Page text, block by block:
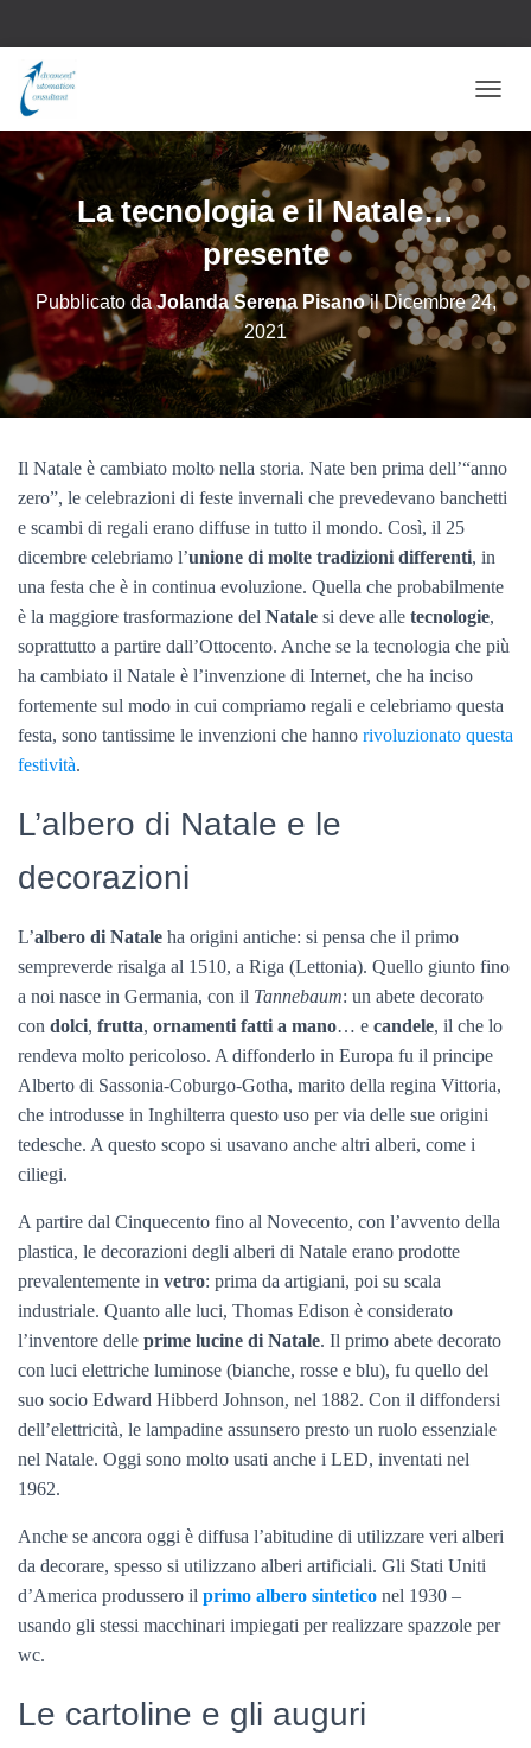
A
Z
O
N
E
T
G
E
La tecnologia e il Natale…
presente
Pubblicato daJolanda Serena PisanoilDicembre 24,
2021
Il Natale è cambiato molto nella storia. Nate ben prima dell’“anno
zero”, le celebrazioni di feste invernali che prevedevano banchetti
e scambi di regali erano diffuse in tutto il mondo. Così, il 25
dicembre celebriamo l’unione di molte tradizioni differenti, in
una festa che è in continua evoluzione. Quella che probabilmente
è la maggiore trasformazione del Natale si deve alle tecnologie,
soprattutto a partire dall’Ottocento. Anche se la tecnologia che più
ha cambiato il Natale è l’invenzione di Internet, che ha inciso
fortemente sul modo in cui compriamo regali e celebriamo questa
festa, sono tantissime le invenzioni che hanno rivoluzionato questa
festività.
L’albero di Natale e le
decorazioni
L’albero di Natale ha origini antiche: si pensa che il primo
sempreverde risalga al 1510, a Riga (Lettonia). Quello giunto fino
a noi nasce in Germania, con il Tannebaum: un abete decorato
con dolci, frutta, ornamenti fatti a mano… e candele, il che lo
rendeva molto pericoloso. A diffonderlo in Europa fu il principe
Alberto di Sassonia-Coburgo-Gotha, marito della regina Vittoria,
che introdusse in Inghilterra questo uso per via delle sue origini
tedesche. A questo scopo si usavano anche altri alberi, come i
ciliegi.
A partire dal Cinquecento fino al Novecento, con l’avvento della
plastica, le decorazioni degli alberi di Natale erano prodotte
prevalentemente in vetro: prima da artigiani, poi su scala
industriale. Quanto alle luci, Thomas Edison è considerato
l’inventore delle prime lucine di Natale. Il primo abete decorato
con luci elettriche luminose (bianche, rosse e blu), fu quello del
suo socio Edward Hibberd Johnson, nel 1882. Con il diffondersi
dell’elettricità, le lampadine assunsero presto un ruolo essenziale
nel Natale. Oggi sono molto usati anche i LED, inventati nel
1962.
Anche se ancora oggi è diffusa l’abitudine di utilizzare veri alberi
da decorare, spesso si utilizzano alberi artificiali. Gli Stati Uniti
d’America produssero il primo albero sintetico nel 1930 –
usando gli stessi macchinari impiegati per realizzare spazzole per
wc.
Le cartoline e gli auguri